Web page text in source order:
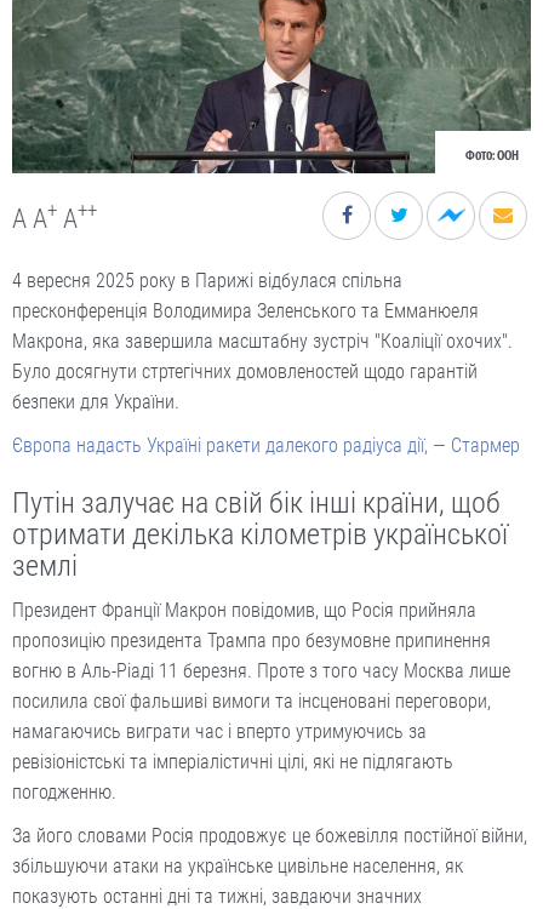
Фото: ООН
A A+ A++
4 вересня 2025 року в Парижі відбулася спільна
пресконференція Володимира Зеленського та Емманюеля
Макрона, яка завершила масштабну зустріч "Коаліції охочих".
Було досягнути стртегічних домовленостей щодо гарантій
безпеки для України.
Європа надасть Україні ракети далекого радіуса дії, — Стармер
Путін залучає на свій бік інші країни, щоб
отримати декілька кілометрів української
землі
Президент Франції Макрон повідомив, що Росія прийняла
пропозицію президента Трампа про безумовне припинення
вогню в Аль-Ріаді 11 березня. Проте з того часу Москва лише
посилила свої фальшиві вимоги та інсценовані переговори,
намагаючись виграти час і вперто утримуючись за
ревізіоністські та імперіалістичні цілі, які не підлягають
погодженню.
За його словами Росія продовжує це божевілля постійної війни,
збільшуючи атаки на українське цивільне населення, як
показують останні дні та тижні, завдаючи значних